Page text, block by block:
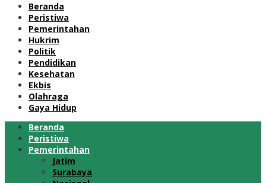
Beranda
Peristiwa
Pemerintahan
Hukrim
Politik
Pendidikan
Kesehatan
Ekbis
Olahraga
Gaya Hidup
Beranda
Peristiwa
Pemerintahan
Jatim
Surabaya